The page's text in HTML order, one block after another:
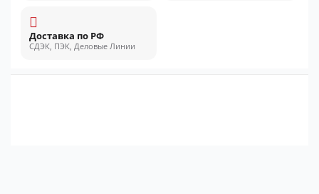
Доставка по РФ
СДЭК, ПЭК, Деловые Линии